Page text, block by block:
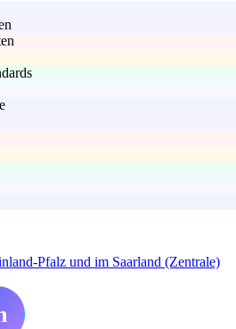
Pfalz und im Saarland (Zentrale)